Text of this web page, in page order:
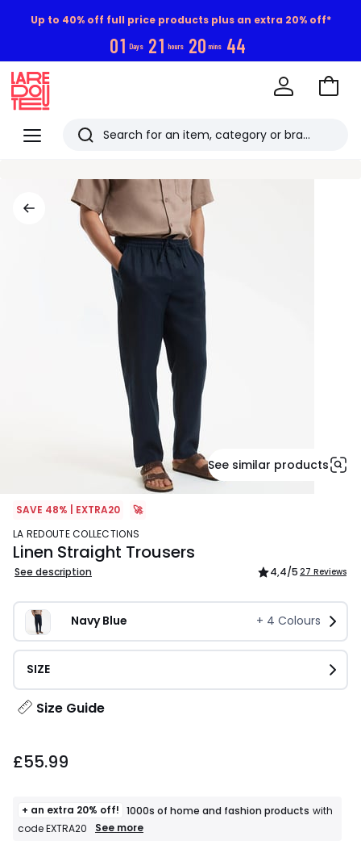
Up to 40% off full price products plus an extra 20% off*
01 Days 21 hours 20 mins 44
Menu
Redoute
Search
viewed
items
Go
See similar products
SAVE 48% | EXTRA20
🚀
LA REDOUTE COLLECTIONS
Linen Straight Trousers
See description 4,4/5 27 Reviews
Navy Blue + 4 Colours
SIZE
Size Guide
£55.99
+ an extra 20% off! 1000s of home and fashion products with
code EXTRA20
+
See more